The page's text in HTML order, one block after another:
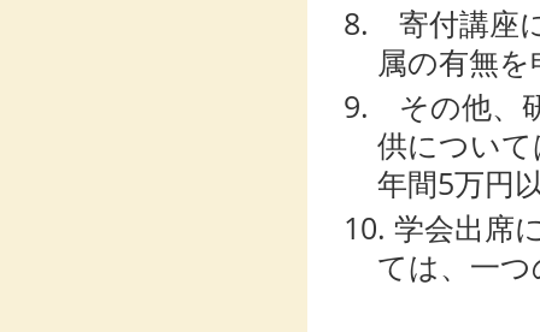
8. 寄付講座
属の有無
9. その他、
供につい
年間5万円
10. 学会出席
ては、一